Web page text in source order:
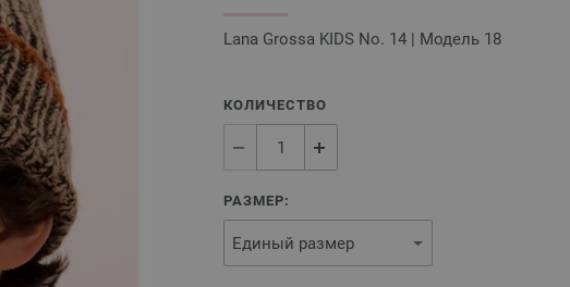
Lana Grossa KIDS No. 14 | Модель 18
КОЛИЧЕСТВО
РАЗМЕР: